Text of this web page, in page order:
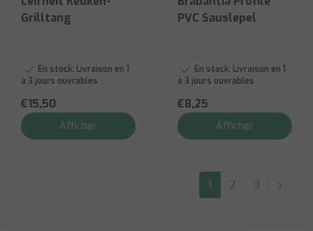
Grilltang
En stock: Livraison en 1
à 3 jours ouvrables
€15,50
Afficher
PVC Sauslepel
En stock: Livraison en 1
à 3 jours ouvrables
€8,25
Afficher
1 2 3